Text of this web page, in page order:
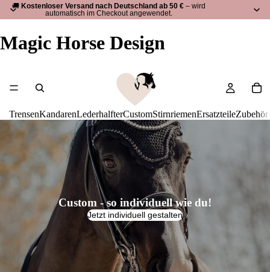
🚚 Kostenloser Versand nach Deutschland ab 50 €– wird
automatisch im Checkout angewendet.
Magic Horse Design
TrensenKandarenLederhalfterCustomStirnriemenErsatzteileZubehör
Custom - so individuell wie du!
Jetzt individuell gestalten